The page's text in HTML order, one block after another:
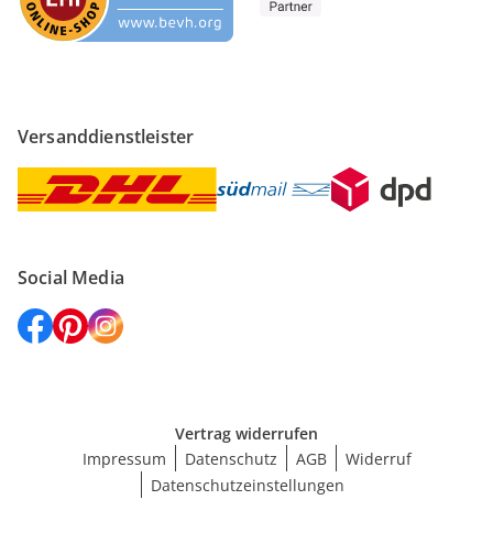
Versanddienstleister
Social Media
Vertrag widerrufen
Impressum
Datenschutz AGB
Widerruf
Datenschutzeinstellungen